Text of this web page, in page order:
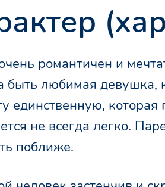
романтичен и
быть любимая девушка,
единственную,
не всегда легко.
поближе.